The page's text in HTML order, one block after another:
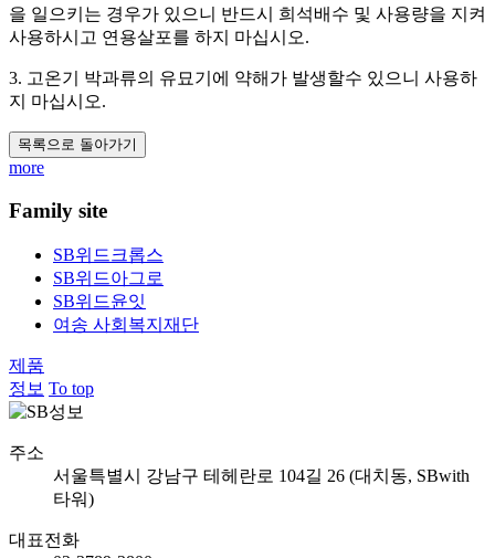
을 일으키는 경우가 있으니 반드시 희석배수 및 사용량을 지켜
사용하시고 연용살포를 하지 마십시오.
3. 고온기 박과류의 유묘기에 약해가 발생할수 있으니 사용하
지 마십시오.
목록으로 돌아가기
more
Family site
SB위드크롭스
SB위드아그로
SB위드윤잇
여송 사회복지재단
제품
정보 To top
주소
서울특별시 강남구 테헤란로 104길 26 (대치동, SBwith
타워)
대표전화